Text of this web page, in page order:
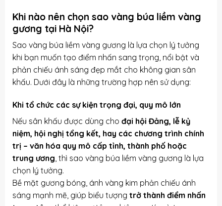
Khi nào nên chọn sao vàng búa liềm vàng
gương tại Hà Nội?
Sao vàng búa liềm vàng gương là lựa chọn lý tưởng
khi bạn muốn tạo điểm nhấn sang trọng, nổi bật và
phản chiếu ánh sáng đẹp mắt cho không gian sân
khấu. Dưới đây là những trường hợp nên sử dụng:
Khi tổ chức các sự kiện trọng đại, quy mô lớn
Nếu sân khấu được dùng cho đại hội Đảng, lễ kỷ
niệm, hội nghị tổng kết, hay các chương trình chính
trị – văn hóa quy mô cấp tỉnh, thành phố hoặc
trung ương, thì sao vàng búa liềm vàng gương là lựa
chọn lý tưởng.
Bề mặt gương bóng, ánh vàng kim phản chiếu ánh
sáng mạnh mẽ, giúp biểu tượng trở thành điểm nhấn